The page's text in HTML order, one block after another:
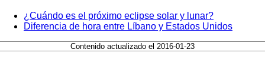
¿Cuándo es el próximo eclipse solar y lunar?
Diferencia de hora entre Líbano y Estados Unidos
Contenido actualizado el 2016-01-23